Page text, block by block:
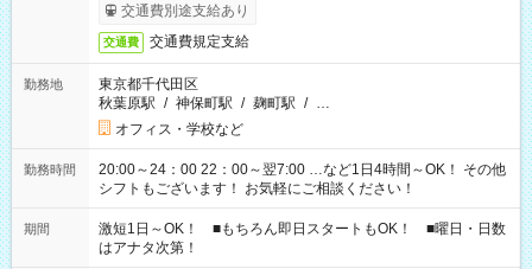
交通費別途支給あり
交通費 交通費規定支給
勤務地
東京都千代田区
秋葉原駅 / 神保町駅 / 麹町駅 / …
オフィス・学校など
勤務時間
20:00～24：00 22：00～翌7:00 …など1日4時間～OK！ その他
シフトもございます！ お気軽にご相談ください！
期間
激短1日～OK！ ■もちろん即日スタートもOK！ ■曜日・日数
はアナタ次第！